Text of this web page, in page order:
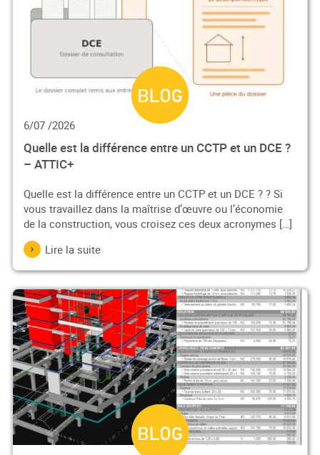
6/07 /2026
Quelle est la différence entre un CCTP et un DCE ?
– ATTIC+
Quelle est la différence entre un CCTP et un DCE ? ? Si
vous travaillez dans la maîtrise d’œuvre ou l’économie
de la construction, vous croisez ces deux acronymes […]
Lire la suite